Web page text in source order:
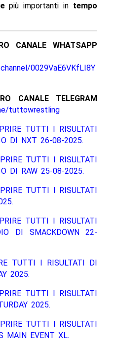
più importanti in tempo
CANALE WHATSAPP
0029VaE6VKfLI8Y
CANALE TELEGRAM
tuttowrestling
TUTTI I RISULTATI
DI NXT 26-08-2025.
TUTTI I RISULTATI
DI RAW 25-08-2025.
TUTTI I RISULTATI
TUTTI I RISULTATI
DI SMACKDOWN 22-
TUTTI I RISULTATI DI
2025.
TUTTI I RISULTATI
2025.
TUTTI I RISULTATI
MAIN EVENT XL.